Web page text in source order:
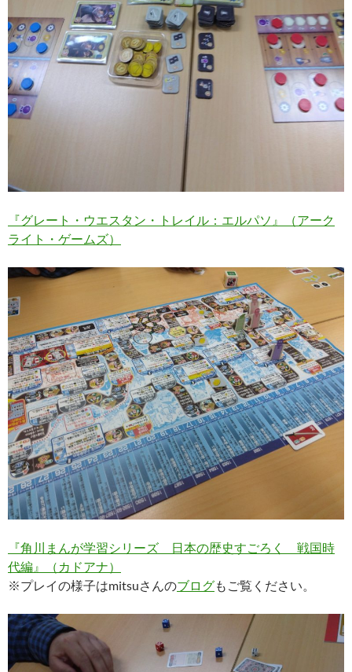
『グレート・ウエスタン・トレイル：エルパソ』（アーク
ライト・ゲームズ）
『角川まんが学習シリーズ 日本の歴史すごろく 戦国時
代編』（カドアナ）
※プレイの様子はmitsuさんのブログもご覧ください。